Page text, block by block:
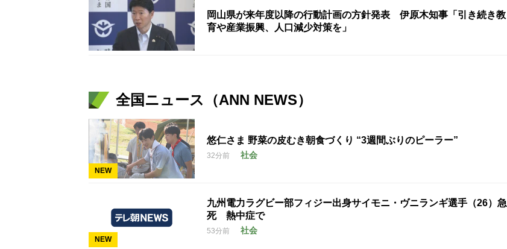
岡山県が来年度以降の行動計画の方針発表 伊原木知事「引き続き教
育や産業振興、人口減少対策を」
全国ニュース（ANN NEWS）
NEW
悠仁さま 野菜の皮むき朝食づくり “3週間ぶりのピーラー”
32分前 社会
NEW
九州電力ラグビー部フィジー出身サイモニ・ヴニランギ選手（26）急
死 熱中症で
53分前 社会